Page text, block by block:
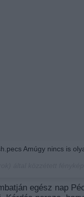
Amúgy nincs is
egész nap